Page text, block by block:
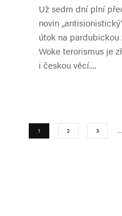
Už sedm dní plní
novin
útok na pardubickou
Woke terorismus je
i českou věcí....
1 2 3 …